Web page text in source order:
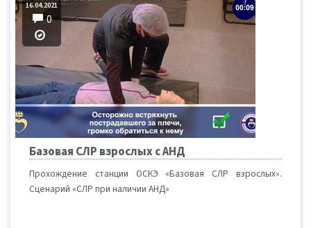
16.04.2021
0
Базовая СЛР взрослых с АНД
Прохождение станции ОСКЭ «Базовая СЛР взрослых».
Сценарий «СЛР при наличии АНД»